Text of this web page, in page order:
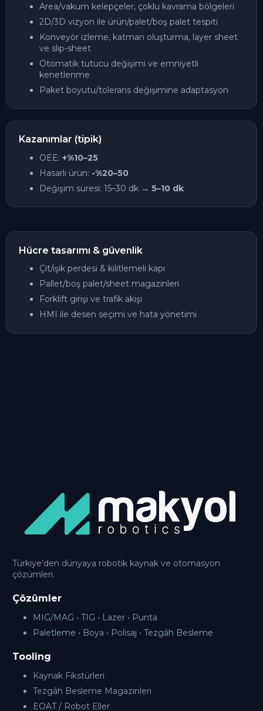
Area/vakum kelepçeler, çoklu kavrama bölgeleri
2D/3D vizyon ile ürün/palet/boş palet tespiti
Konveyör izleme, katman oluşturma, layer sheet
ve slip-sheet
Otomatik tutucu değişimi ve emniyetli
kenetlenme
Paket boyutu/tolerans değişimine adaptasyon
Kazanımlar (tipik)
OEE:+%10–25
Hasarlı ürün: -%20–50
Değişim süresi: 15–30 dk →5–10 dk
Hücre tasarımı & güvenlik
Çit/ışık perdesi & kilitlemeli kapı
Pallet/boş palet/sheet magazinleri
Forklift girişi ve trafik akışı
HMI ile desen seçimi ve hata yönetimi
Türkiye’den dünyaya robotik kaynak ve otomasyon
çözümleri.
Çözümler
MIG/MAG • TIG • Lazer • Punta
Paletleme • Boya • Polisaj • Tezgâh Besleme
Tooling
Kaynak Fikstürleri
Tezgâh Besleme Magazinleri
EOAT / Robot Eller